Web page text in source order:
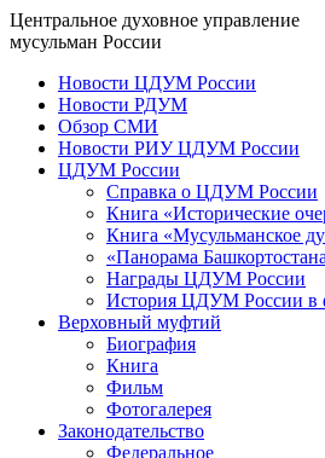
Центральное духовное управление
мусульман России
Новости ЦДУМ России
Новости РДУМ
Обзор СМИ
Новости РИУ ЦДУМ России
ЦДУМ России
Справка о ЦДУМ России
Книга «Исторические
Книга «Мусульманское
«Панорама
Награды ЦДУМ России
История ЦДУМ России в
Верховный муфтий
Биография
Книга
Фильм
Фотогалерея
Законодательство
Федеральное